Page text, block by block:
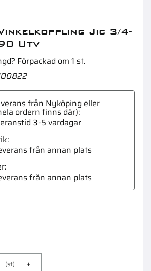
Jic 3/4-
Utv
Förpackad om 1 st.
st +
från Nyköping eller
ordern finns där)
3-5 vardagar
från annan plats
från annan plats